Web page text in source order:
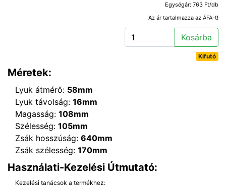
Egységár: 763 Ft/db
Az ár tartalmazza az ÁFA-t!
Kosárba
Kifutó
Méretek:
Lyuk átmérő: 58mm
Lyuk távolság: 16mm
Magasság: 108mm
Szélesség: 105mm
Zsák hosszúság: 640mm
Zsák szélesség: 170mm
Használati-Kezelési Útmutató:
Kezelési tanácsok a termékhez: